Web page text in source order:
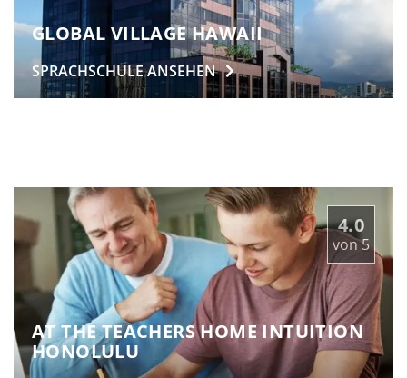
GLOBAL VILLAGE HAWAII
SPRACHSCHULEANSEHEN
AT THE TEACHERS HOME INTUITION
HONOLULU
4.0
von5